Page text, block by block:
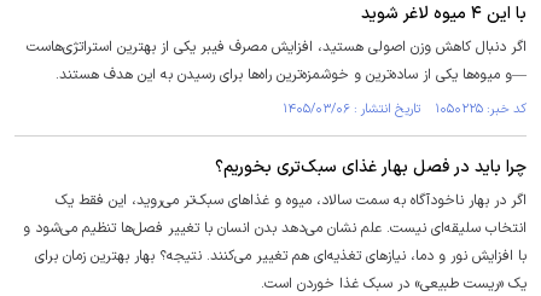
با این ۴ میوه لاغر شوید
اگر دنبال کاهش وزن اصولی هستید، افزایش مصرف فیبر یکی از بهترین استراتژی‌هاست
—و میوه‌ها یکی از ساده‌ترین و خوشمزه‌ترین راه‌ها برای رسیدن به این هدف هستند.
کد خبر: ۱۰۵۰۲۲۵ تاریخ انتشار : ۱۴۰۵/۰۳/۰۶
چرا باید در فصل بهار غذای سبک‌تری بخوریم؟
اگر در بهار ناخودآگاه به سمت سالاد، میوه و غذا‌های سبک‌تر می‌روید، این فقط یک
انتخاب سلیقه‌ای نیست. علم نشان می‌دهد بدن انسان با تغییر فصل‌ها تنظیم می‌شود و
با افزایش نور و دما، نیاز‌های تغذیه‌ای هم تغییر می‌کنند. نتیجه؟ بهار بهترین زمان برای
یک «ریست طبیعی» در سبک غذا خوردن است.